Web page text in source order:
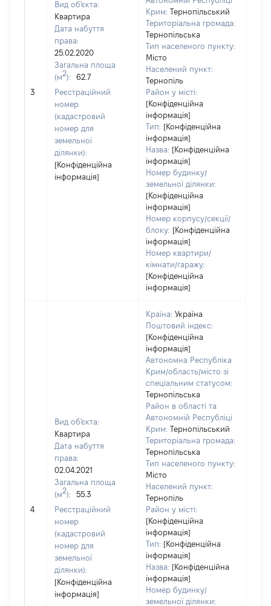
3
Вид об'єкта:
Квартира
Дата набуття
права:
25.02.2020
Загальна площа
(м2):
62.7
Реєстраційний
номер
(кадастровий
номер для
земельної
ділянки):
[Конфіденційна
інформація]
Крим: Тернопільський
Територіальна громада:
Тернопільська
Тип населеного пункту:
Місто
Населений пункт:
Тернопіль
Район у місті:
[Конфіденційна
інформація]
Тип: [Конфіденційна
інформація]
Назва: [Конфіденційна
інформація]
Номер будинку/
земельної ділянки:
[Конфіденційна
інформація]
Номер корпусу/секції/
блоку: [Конфіденційна
інформація]
Номер квартири/
кімнати/гаражу:
[Конфіденційна
інформація]
4
Вид об'єкта:
Квартира
Дата набуття
права:
02.04.2021
Загальна площа
(м2):
55.3
Реєстраційний
номер
(кадастровий
номер для
земельної
ділянки):
[Конфіденційна
інформація]
Країна: Україна
Поштовий індекс:
[Конфіденційна
інформація]
Автономна Республіка
Крим/область/місто зі
спеціальним статусом:
Тернопільська
Район в області та
Автономній Республіці
Крим: Тернопільський
Територіальна громада:
Тернопільська
Тип населеного пункту:
Місто
Населений пункт:
Тернопіль
Район у місті:
[Конфіденційна
інформація]
Тип: [Конфіденційна
інформація]
Назва: [Конфіденційна
інформація]
Номер будинку/
земельної ділянки: